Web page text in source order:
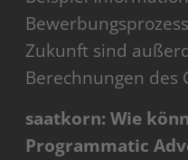
Zukunft sind
Berechnungen des
saatkorn: Wie
Programmatic